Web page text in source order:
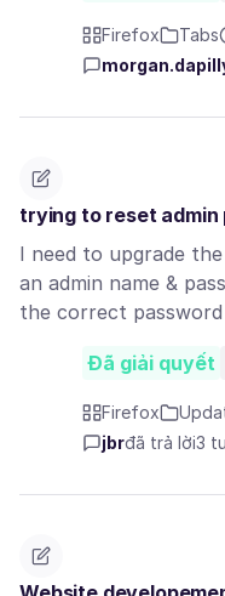
Firefox Tabs
trying to reset admin
I need to upgrade
an admin name &
the correct
Đã giải quyết
Firefox
jbrđã trả lời3